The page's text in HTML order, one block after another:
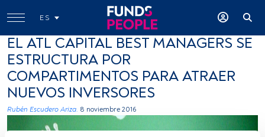
ES
EL ATL CAPITAL BEST MANAGERS SE
ESTRUCTURA POR
COMPARTIMENTOS PARA ATRAER
NUEVOS INVERSORES
Rubén Escudero Ariza. 8 noviembre 2016